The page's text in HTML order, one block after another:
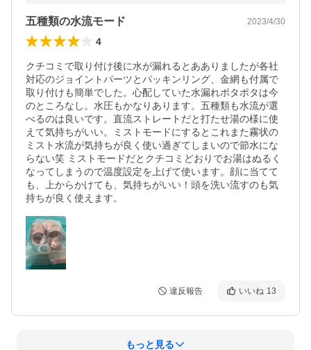
五種類の水流モード 2023/4/30
4
クチコミで取り付け後に水が漏れるとあありましたが各社
対応のジョイントパーツとパッキンリング、金網も付属で
取り付けも簡単でした。心配していた水漏れポタポタは今
のところなし。水圧もかなりあります。五種類も水流が選
べるのは良いです。直流ストレートだと打たせ湯の様に使
えて気持ちがいい。ミストモードにするとこれまた霧状の
ミスト水流が気持ちが良く使い過ぎてしまいので節水にな
らない笑 ミストモードだとクチコミどおりでお湯はぬるく
なってしまうので温度設定を上げて使います。顔に当てて
も、上からかけても、気持ちがいい！頭を洗い流すのも気
持ちが良く使えます。
違反報告 いいね 13
もっと見る